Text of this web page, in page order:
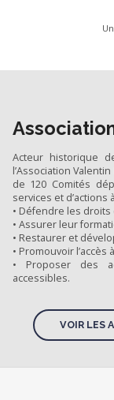
Acteur historique
l’Association
de 120 Comités
services et d’actions
• Défendre les
• Assurer leur
• Restaurer et
• Promouvoir l’accès
• Proposer des
accessibles.
VOIR LES